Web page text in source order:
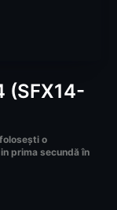
(SFX14-
o
prima secundă în